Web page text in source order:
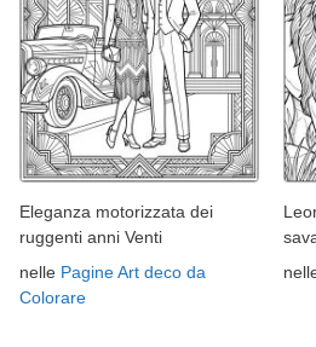
Eleganza motorizzata dei
ruggenti anni Venti
nelle Pagine Art deco da
Colorare